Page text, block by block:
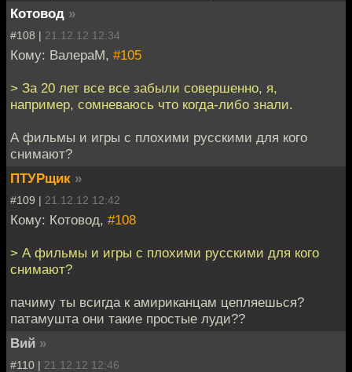
Котовод »
#108 | 21.12.12 12:34
Кому: ВалераМ, #105
> За 20 лет все все забыли совершенно, я,
например, сомневаюсь что когда-либо знали.
А фильмы и игры с плохими русскими для кого
снимают?
ПТУРщик »
#109 | 21.12.12 12:42
Кому: Котовод, #108
> А фильмы и игры с плохими русскими для кого
снимают?
пачиму ты всигда к амириканцам цепляешься?
патамушта они такие простые луди??
Вий »
#110 | 21.12.12 12:46